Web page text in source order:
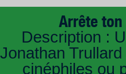
Arrête
Description :
Jonathan
cinéphiles ou